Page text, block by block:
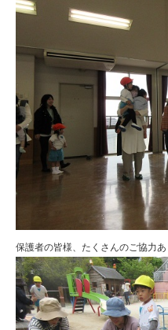
保護者の皆様、たくさんのご協力